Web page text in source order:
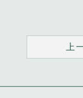
上